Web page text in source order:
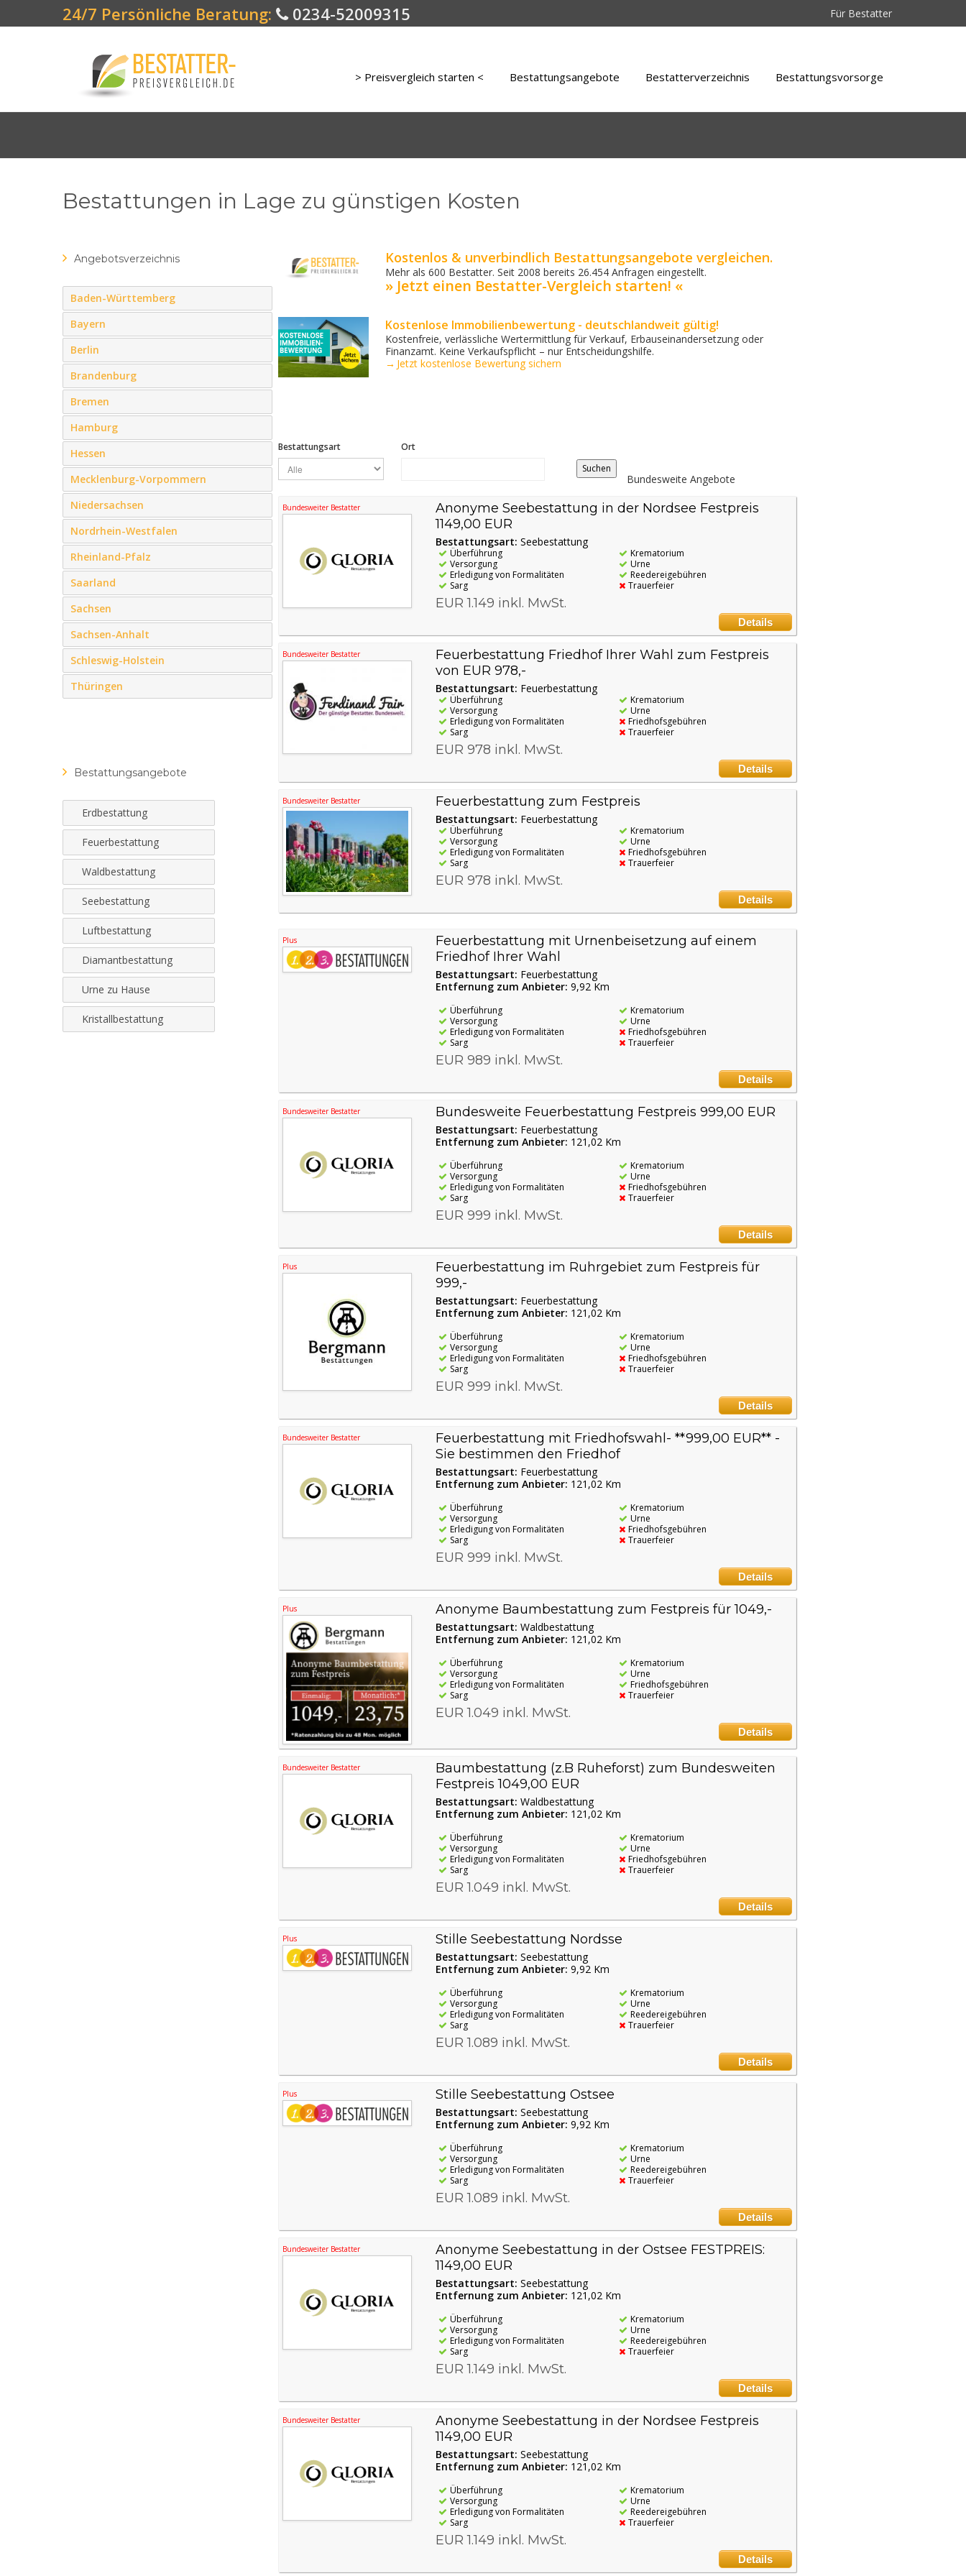
24/7 Persönliche Beratung: 0234-52009315 Für Bestatter
> Preisvergleich starten < Bestattungsangebote Bestatterverzeichnis Bestattungsvorsorge
Bestattungen in Lage zu günstigen Kosten
Angebotsverzeichnis
Baden-Württemberg
Bayern
Berlin
Brandenburg
Bremen
Hamburg
Hessen
Mecklenburg-Vorpommern
Niedersachsen
Nordrhein-Westfalen
Rheinland-Pfalz
Saarland
Sachsen
Sachsen-Anhalt
Schleswig-Holstein
Thüringen
Bestattungsangebote
Erdbestattung
Feuerbestattung
Waldbestattung
Seebestattung
Luftbestattung
Diamantbestattung
Urne zu Hause
Kristallbestattung
Kostenlos & unverbindlich Bestattungsangebote vergleichen.
Mehr als 600 Bestatter. Seit 2008 bereits 26.454 Anfragen eingestellt.
» Jetzt einen Bestatter-Vergleich starten! «
Kostenlose Immobilienbewertung - deutschlandweit gültig!
Kostenfreie, verlässliche Wertermittlung für Verkauf, Erbauseinandersetzung oder
Finanzamt. Keine Verkaufs­pflicht – nur Entscheidungshilfe.
→ Jetzt kostenlose Bewertung sichern
Bestattungsart
Ort
Bundesweite Angebote
Bundesweiter Bestatter
Anonyme Seebestattung in der Nordsee Festpreis
1149,00 EUR
Bestattungsart: Seebestattung
Überführung
Versorgung
Erledigung von Formalitäten
Sarg
Krematorium
Urne
Reedereigebühren
Trauerfeier
EUR 1.149 inkl. MwSt.
Details
Bundesweiter Bestatter
Feuerbestattung Friedhof Ihrer Wahl zum Festpreis
von EUR 978,-
Bestattungsart: Feuerbestattung
Überführung
Versorgung
Erledigung von Formalitäten
Sarg
Krematorium
Urne
Friedhofsgebühren
Trauerfeier
EUR 978 inkl. MwSt.
Details
Bundesweiter Bestatter Feuerbestattung zum Festpreis
Bestattungsart: Feuerbestattung
Überführung
Versorgung
Erledigung von Formalitäten
Sarg
Krematorium
Urne
Friedhofsgebühren
Trauerfeier
EUR 978 inkl. MwSt.
Details
Plus
Feuerbestattung mit Urnenbeisetzung auf einem
Friedhof Ihrer Wahl
Bestattungsart: Feuerbestattung
Entfernung zum Anbieter: 9,92 Km
Überführung
Versorgung
Erledigung von Formalitäten
Sarg
Krematorium
Urne
Friedhofsgebühren
Trauerfeier
EUR 989 inkl. MwSt.
Details
Bundesweiter Bestatter Bundesweite Feuerbestattung Festpreis 999,00 EUR
Bestattungsart: Feuerbestattung
Entfernung zum Anbieter: 121,02 Km
Überführung
Versorgung
Erledigung von Formalitäten
Sarg
Krematorium
Urne
Friedhofsgebühren
Trauerfeier
EUR 999 inkl. MwSt.
Details
Plus
Feuerbestattung im Ruhrgebiet zum Festpreis für
999,-
Bestattungsart: Feuerbestattung
Entfernung zum Anbieter: 121,02 Km
Überführung
Versorgung
Erledigung von Formalitäten
Sarg
Krematorium
Urne
Friedhofsgebühren
Trauerfeier
EUR 999 inkl. MwSt.
Details
Bundesweiter Bestatter
Feuerbestattung mit Friedhofswahl- **999,00 EUR** -
Sie bestimmen den Friedhof
Bestattungsart: Feuerbestattung
Entfernung zum Anbieter: 121,02 Km
Überführung
Versorgung
Erledigung von Formalitäten
Sarg
Krematorium
Urne
Friedhofsgebühren
Trauerfeier
EUR 999 inkl. MwSt.
Details
Plus Anonyme Baumbestattung zum Festpreis für 1049,-
Bestattungsart: Waldbestattung
Entfernung zum Anbieter: 121,02 Km
Überführung
Versorgung
Erledigung von Formalitäten
Sarg
Krematorium
Urne
Friedhofsgebühren
Trauerfeier
EUR 1.049 inkl. MwSt.
Details
Bundesweiter Bestatter
Baumbestattung (z.B Ruheforst) zum Bundesweiten
Festpreis 1049,00 EUR
Bestattungsart: Waldbestattung
Entfernung zum Anbieter: 121,02 Km
Überführung
Versorgung
Erledigung von Formalitäten
Sarg
Krematorium
Urne
Friedhofsgebühren
Trauerfeier
EUR 1.049 inkl. MwSt.
Details
Plus Stille Seebestattung Nordsse
Bestattungsart: Seebestattung
Entfernung zum Anbieter: 9,92 Km
Überführung
Versorgung
Erledigung von Formalitäten
Sarg
Krematorium
Urne
Reedereigebühren
Trauerfeier
EUR 1.089 inkl. MwSt.
Details
Plus Stille Seebestattung Ostsee
Bestattungsart: Seebestattung
Entfernung zum Anbieter: 9,92 Km
Überführung
Versorgung
Erledigung von Formalitäten
Sarg
Krematorium
Urne
Reedereigebühren
Trauerfeier
EUR 1.089 inkl. MwSt.
Details
Bundesweiter Bestatter
Anonyme Seebestattung in der Ostsee FESTPREIS:
1149,00 EUR
Bestattungsart: Seebestattung
Entfernung zum Anbieter: 121,02 Km
Überführung
Versorgung
Erledigung von Formalitäten
Sarg
Krematorium
Urne
Reedereigebühren
Trauerfeier
EUR 1.149 inkl. MwSt.
Details
Bundesweiter Bestatter
Anonyme Seebestattung in der Nordsee Festpreis
1149,00 EUR
Bestattungsart: Seebestattung
Entfernung zum Anbieter: 121,02 Km
Überführung
Versorgung
Erledigung von Formalitäten
Sarg
Krematorium
Urne
Reedereigebühren
Trauerfeier
EUR 1.149 inkl. MwSt.
Details